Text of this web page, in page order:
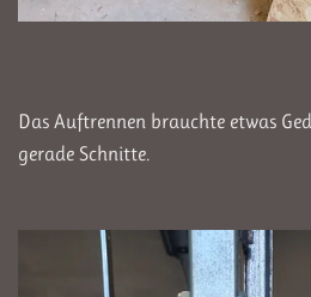
Das Auftrennen brauchte etwas
gerade Schnitte.